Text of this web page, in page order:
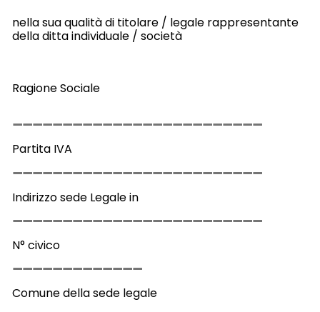
nella sua qualità di titolare / legale rappresentante
della ditta individuale / società
Ragione Sociale
Partita IVA
Indirizzo sede Legale in
N° civico
Comune della sede legale